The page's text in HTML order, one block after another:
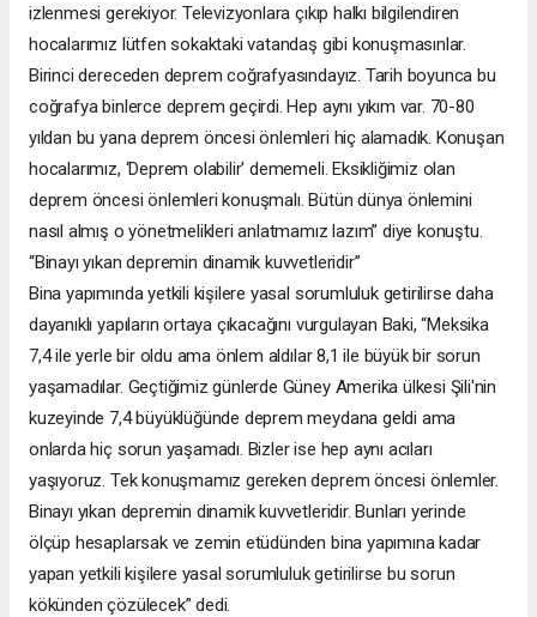
izlenmesi gerekiyor. Televizyonlara çıkıp halkı bilgilendiren
hocalarımız lütfen sokaktaki vatandaş gibi konuşmasınlar.
Birinci dereceden deprem coğrafyasındayız. Tarih boyunca bu
coğrafya binlerce deprem geçirdi. Hep aynı yıkım var. 70-80
yıldan bu yana deprem öncesi önlemleri hiç alamadık. Konuşan
hocalarımız, ‘Deprem olabilir' dememeli. Eksikliğimiz olan
deprem öncesi önlemleri konuşmalı. Bütün dünya önlemini
nasıl almış o yönetmelikleri anlatmamız lazım” diye konuştu.
“Binayı yıkan depremin dinamik kuvvetleridir”
Bina yapımında yetkili kişilere yasal sorumluluk getirilirse daha
dayanıklı yapıların ortaya çıkacağını vurgulayan Baki, “Meksika
7,4 ile yerle bir oldu ama önlem aldılar 8,1 ile büyük bir sorun
yaşamadılar. Geçtiğimiz günlerde Güney Amerika ülkesi Şili'nin
kuzeyinde 7,4 büyüklüğünde deprem meydana geldi ama
onlarda hiç sorun yaşamadı. Bizler ise hep aynı acıları
yaşıyoruz. Tek konuşmamız gereken deprem öncesi önlemler.
Binayı yıkan depremin dinamik kuvvetleridir. Bunları yerinde
ölçüp hesaplarsak ve zemin etüdünden bina yapımına kadar
yapan yetkili kişilere yasal sorumluluk getirilirse bu sorun
kökünden çözülecek” dedi.